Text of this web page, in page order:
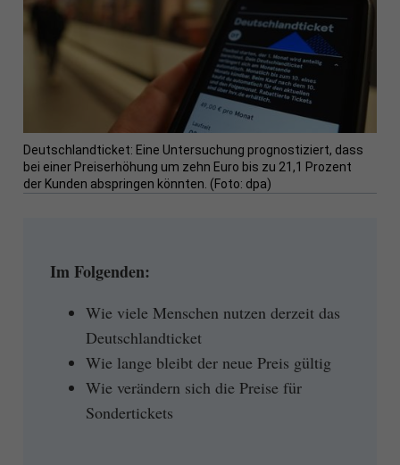
Deutschlandticket: Eine Untersuchung prognostiziert, dass
bei einer Preiserhöhung um zehn Euro bis zu 21,1 Prozent
der Kunden abspringen könnten. (Foto: dpa)
Im Folgenden:
Wie viele Menschen nutzen derzeit das
Deutschlandticket
Wie lange bleibt der neue Preis gültig
Wie verändern sich die Preise für
Sondertickets